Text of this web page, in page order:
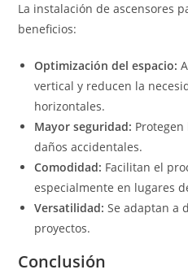
La instalación de ascensores
beneficios:
Optimización del espacio:
vertical y reducen la
horizontales.
Mayor seguridad:
daños accidentales.
Comodidad: Facilitan el
especialmente en lugares
Versatilidad: Se adaptan a
proyectos.
Conclusión